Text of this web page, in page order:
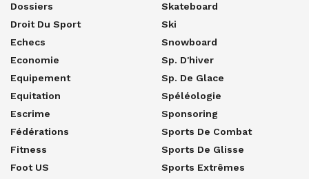
Dossiers
Droit Du Sport
Echecs
Economie
Equipement
Equitation
Escrime
Fédérations
Fitness
Foot US
Skateboard
Ski
Snowboard
Sp. D'hiver
Sp. De Glace
Spéléologie
Sponsoring
Sports De Combat
Sports De Glisse
Sports Extrêmes